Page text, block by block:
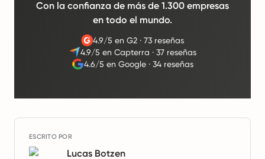
Con la confianza de más de 1.300 empresas
en todo el mundo.
4.9/5 en G2 ·73 reseñas
4.9/5 en Capterra ·37 reseñas
4.6/5 en Google· 34 reseñas
ESCRITO POR
Lucas Botzen